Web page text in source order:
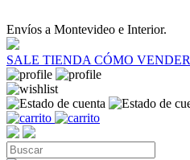
Envíos a Montevideo e Interior.
SALE TIENDA CÓMO VENDER